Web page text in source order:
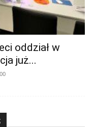
oddział w
już...